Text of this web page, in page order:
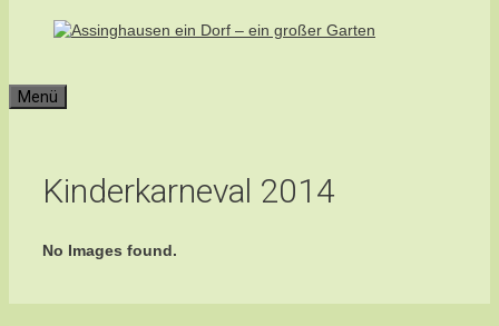
Menü
Kinderkarneval 2014
No Images found.